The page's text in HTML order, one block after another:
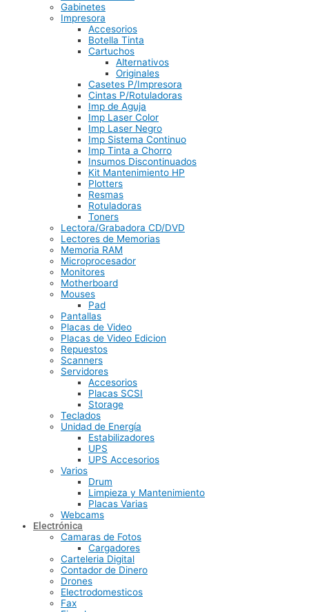
Gabinetes
Impresora
Accesorios
Botella Tinta
Cartuchos
Alternativos
Originales
Casetes P/Impresora
Cintas P/Rotuladoras
Imp de Aguja
Imp Laser Color
Imp Laser Negro
Imp Sistema Continuo
Imp Tinta a Chorro
Insumos Discontinuados
Kit Mantenimiento HP
Plotters
Resmas
Rotuladoras
Toners
Lectora/Grabadora CD/DVD
Lectores de Memorias
Memoria RAM
Microprocesador
Monitores
Motherboard
Mouses
Pad
Pantallas
Placas de Video
Placas de Video Edicion
Repuestos
Scanners
Servidores
Accesorios
Placas SCSI
Storage
Teclados
Unidad de Energía
Estabilizadores
UPS
UPS Accesorios
Varios
Drum
Limpieza y Mantenimiento
Placas Varias
Webcams
Electrónica
Camaras de Fotos
Cargadores
Carteleria Digital
Contador de Dinero
Drones
Electrodomesticos
Fax